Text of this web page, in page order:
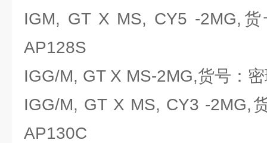
IGM, GT X MS, CY5 -2MG,
AP128S
IGG/M, GT X MS-2MG,货号：
IGG/M, GT X MS, CY3 -2MG,
AP130C